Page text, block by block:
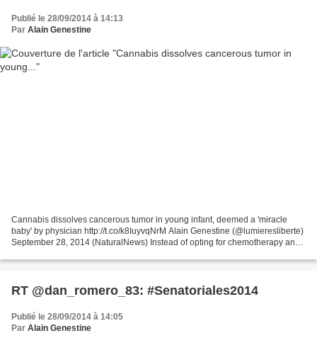
Publié le 28/09/2014 à 14:13
Par Alain Genestine
Cannabis dissolves cancerous tumor in young infant, deemed a 'miracle
baby' by physician http://t.co/k8IuyvqNrM Alain Genestine (@lumieresliberte)
September 28, 2014 (NaturalNews) Instead of opting for chemotherapy and
RT @dan_romero_83: #Senatoriales2014
Publié le 28/09/2014 à 14:05
Par Alain Genestine